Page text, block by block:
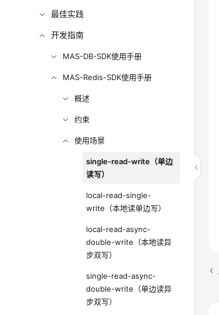
最佳实践
开发指南
MAS-DB-SDK使用手册
MAS-Redis-SDK使用手册
概述
约束
使用场景
single-read-write（单边
读写）
local-read-single-
write（本地读单边写）
local-read-async-
double-write（本地读异
步双写）
single-read-async-
double-write（单边读异
步双写）